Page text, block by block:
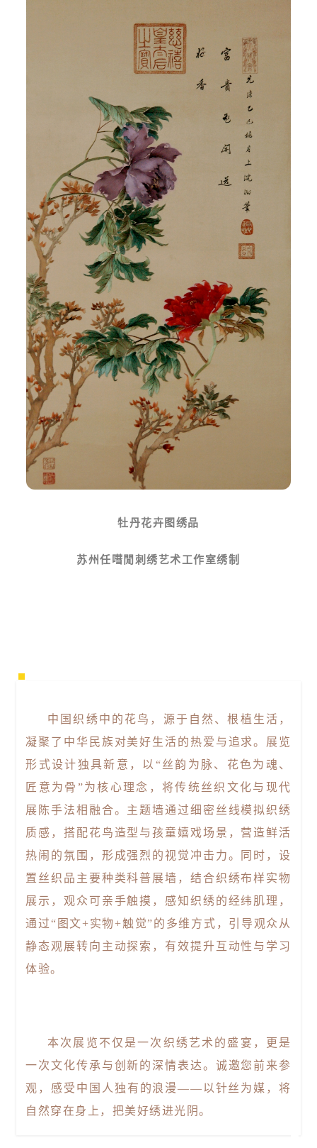
牡丹花卉图绣品
苏州任嘒閒刺绣艺术工作室绣制
中国织绣中的花鸟，源于自然、根植生活，
凝聚了中华民族对美好生活的热爱与追求。展览
形式设计独具新意，以“丝韵为脉、花色为魂、
匠意为骨”为核心理念，将传统丝织文化与现代
展陈手法相融合。主题墙通过细密丝线模拟织绣
质感，搭配花鸟造型与孩童嬉戏场景，营造鲜活
热闹的氛围，形成强烈的视觉冲击力。同时，设
置丝织品主要种类科普展墙，结合织绣布样实物
展示，观众可亲手触摸，感知织绣的经纬肌理，
通过“图文+实物+触觉”的多维方式，引导观众从
静态观展转向主动探索，有效提升互动性与学习
体验。
本次展览不仅是一次织绣艺术的盛宴，更是
一次文化传承与创新的深情表达。诚邀您前来参
观，感受中国人独有的浪漫——以针丝为媒，将
自然穿在身上，把美好绣进光阴。